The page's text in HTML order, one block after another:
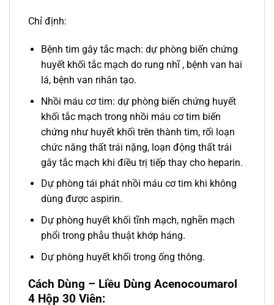
Chỉ định:
Bệnh tim gây tắc mạch: dự phòng biến chứng
huyết khối tắc mạch do rung nhĩ , bệnh van hai
lá, bệnh van nhân tạo.
Nhồi máu cơ tim: dự phòng biến chứng huyết
khối tắc mạch trong nhồi máu cơ tim biến
chứng như huyết khối trên thành tim, rối loạn
chức năng thất trái nặng, loạn động thất trái
gây tắc mạch khi điều trị tiếp thay cho heparin.
Dự phòng tái phát nhồi máu cơ tim khi không
dùng được aspirin.
Dự phòng huyết khối tĩnh mạch, nghẽn mạch
phổi trong phẫu thuật khớp háng.
Dự phòng huyết khối trong ống thông.
Cách Dùng – Liều Dùng Acenocoumarol
4 Hộp 30 Viên: